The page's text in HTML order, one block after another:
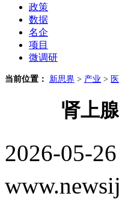
政策
数据
名企
项目
微调研
当前位置： 新思界 > 产业 >
肾上
2026-05-